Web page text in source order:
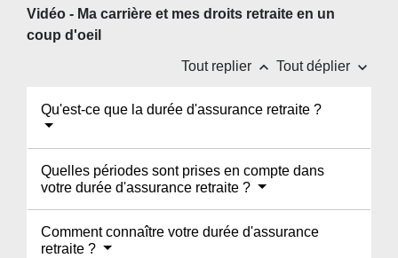
Vidéo - Ma carrière et mes droits retraite en un
coup d'oeil
Tout replier keyboard_arrow_up Tout déplier keyboard_arrow_down
Qu'est-ce que la durée d'assurance retraite ?
Quelles périodes sont prises en compte dans
votre durée d'assurance retraite ?
Comment connaître votre durée d'assurance
retraite ?